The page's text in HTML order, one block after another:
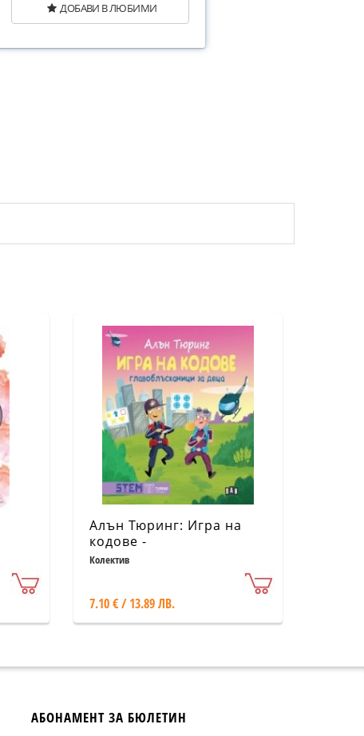
ДОБАВИ В ЛЮБИМИ
Алън Тюринг: Игра на
кодове -
главоблъсканици за
Колектив
7.10 € / 13.89 ЛВ.
АБОНАМЕНТ ЗА БЮЛЕТИН